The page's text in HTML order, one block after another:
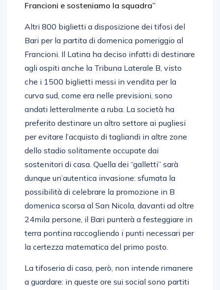
Francioni e sosteniamo la squadra”
Altri 800 biglietti a disposizione dei tifosi del
Bari per la partita di domenica pomeriggio al
Francioni. Il Latina ha deciso infatti di destinare
agli ospiti anche la Tribuna Laterale B, visto
che i 1500 biglietti messi in vendita per la
curva sud, come era nelle previsioni, sono
andati letteralmente a ruba. La società ha
preferito destinare un altro settore ai pugliesi
per evitare l’acquisto di tagliandi in altre zone
dello stadio solitamente occupate dai
sostenitori di casa. Quella dei “galletti” sarà
dunque un’autentica invasione: sfumata la
possibilità di celebrare la promozione in B
domenica scorsa al San Nicola, davanti ad oltre
24mila persone, il Bari punterà a festeggiare in
terra pontina raccogliendo i punti necessari per
la certezza matematica del primo posto.
La tifoseria di casa, però, non intende rimanere
a guardare: in queste ore sui social sono partiti